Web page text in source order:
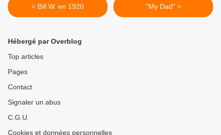
< Bill W. en 1920 "My Dad" >
Hébergé par Overblog
Top articles
Pages
Contact
Signaler un abus
C.G.U.
Cookies et données personnelles